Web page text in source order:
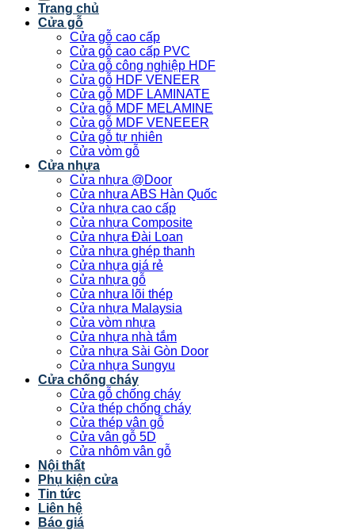
Trang chủ
Cửa gỗ
Cửa gỗ cao cấp
Cửa gỗ cao cấp PVC
Cửa gỗ công nghiệp HDF
Cửa gỗ HDF VENEER
Cửa gỗ MDF LAMINATE
Cửa gỗ MDF MELAMINE
Cửa gỗ MDF VENEEER
Cửa gỗ tự nhiên
Cửa vòm gỗ
Cửa nhựa
Cửa nhựa @Door
Cửa nhựa ABS Hàn Quốc
Cửa nhựa cao cấp
Cửa nhựa Composite
Cửa nhựa Đài Loan
Cửa nhựa ghép thanh
Cửa nhựa giá rẻ
Cửa nhựa gỗ
Cửa nhựa lõi thép
Cửa nhựa Malaysia
Cửa vòm nhựa
Cửa nhựa nhà tắm
Cửa nhựa Sài Gòn Door
Cửa nhựa Sungyu
Cửa chống cháy
Cửa gỗ chống cháy
Cửa thép chống cháy
Cửa thép vân gỗ
Cửa vân gỗ 5D
Cửa nhôm vân gỗ
Nội thất
Phụ kiện cửa
Tin tức
Liên hệ
Báo giá